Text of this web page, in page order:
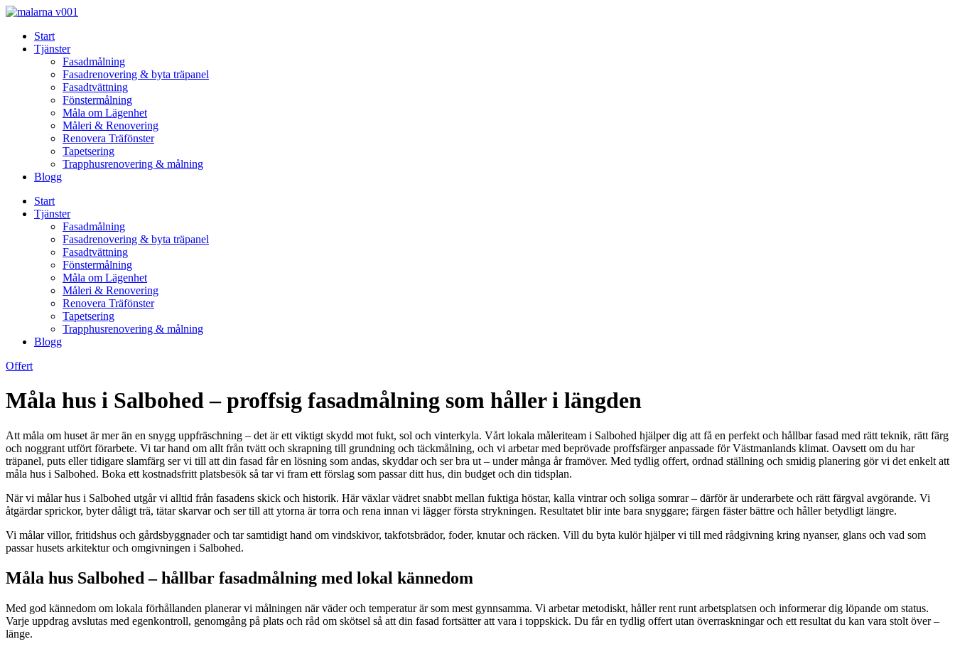
Skip
contentStart
Tjänster
Fasadmålning
Fasadrenovering & byta träpanel
Fasadtvättning
Fönstermålning
Måla om Lägenhet
Måleri & Renovering
Renovera Träfönster
Tapetsering
Trapphusrenovering & målning
Blogg
Start
Tjänster
Fasadmålning
Fasadrenovering & byta träpanel
Fasadtvättning
Fönstermålning
Måla om Lägenhet
Måleri & Renovering
Renovera Träfönster
Tapetsering
Trapphusrenovering & målning
Blogg
Offert
Måla hus i Salbohed – proffsig fasadmålning som håller i längden
Att måla om huset är mer än en snygg uppfräschning – det är ett viktigt skydd mot fukt, sol och vinterkyla. Vårt lokala måleriteam i Salbohed hjälper dig att få en perfekt och hållbar fasad med rätt teknik, rätt färg
och noggrant utfört förarbete. Vi tar hand om allt från tvätt och skrapning till grundning och täckmålning, och vi arbetar med beprövade proffsfärger anpassade för Västmanlands klimat. Oavsett om du har
träpanel, puts eller tidigare slamfärg ser vi till att din fasad får en lösning som andas, skyddar och ser bra ut – under många år framöver. Med tydlig offert, ordnad ställning och smidig planering gör vi det enkelt att
måla hus i Salbohed. Boka ett kostnadsfritt platsbesök så tar vi fram ett förslag som passar ditt hus, din budget och din tidsplan.
När vi målar hus i Salbohed utgår vi alltid från fasadens skick och historik. Här växlar vädret snabbt mellan fuktiga höstar, kalla vintrar och soliga somrar – därför är underarbete och rätt färgval avgörande. Vi
åtgärdar sprickor, byter dåligt trä, tätar skarvar och ser till att ytorna är torra och rena innan vi lägger första strykningen. Resultatet blir inte bara snyggare; färgen fäster bättre och håller betydligt längre.
Vi målar villor, fritidshus och gårdsbyggnader och tar samtidigt hand om vindskivor, takfotsbrädor, foder, knutar och räcken. Vill du byta kulör hjälper vi till med rådgivning kring nyanser, glans och vad som
passar husets arkitektur och omgivningen i Salbohed.
Måla hus Salbohed – hållbar fasadmålning med lokal kännedom
Med god kännedom om lokala förhållanden planerar vi målningen när väder och temperatur är som mest gynnsamma. Vi arbetar metodiskt, håller rent runt arbetsplatsen och informerar dig löpande om status.
Varje uppdrag avslutas med egenkontroll, genomgång på plats och råd om skötsel så att din fasad fortsätter att vara i toppskick. Du får en tydlig offert utan överraskningar och ett resultat du kan vara stolt över –
länge.